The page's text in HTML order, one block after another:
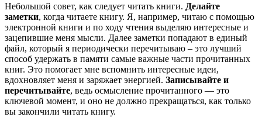
Небольшой совет, как следует читать книги. Делайте
заметки, когда читаете книгу. Я, например, читаю с помощью
электронной книги и по ходу чтения выделяю интересные и
зацепившие меня мысли. Далее заметки попадают в единый
файл, который я периодически перечитываю – это лучший
способ удержать в памяти самые важные части прочитанных
книг. Это помогает мне вспомнить интересные идеи,
вдохновляет меня и заряжает энергией. Записывайте и
перечитывайте, ведь осмысление прочитанного — это
ключевой момент, и оно не должно прекращаться, как только
вы закончили читать книгу.